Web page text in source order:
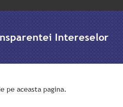
Intereselor
pe aceasta pagina.